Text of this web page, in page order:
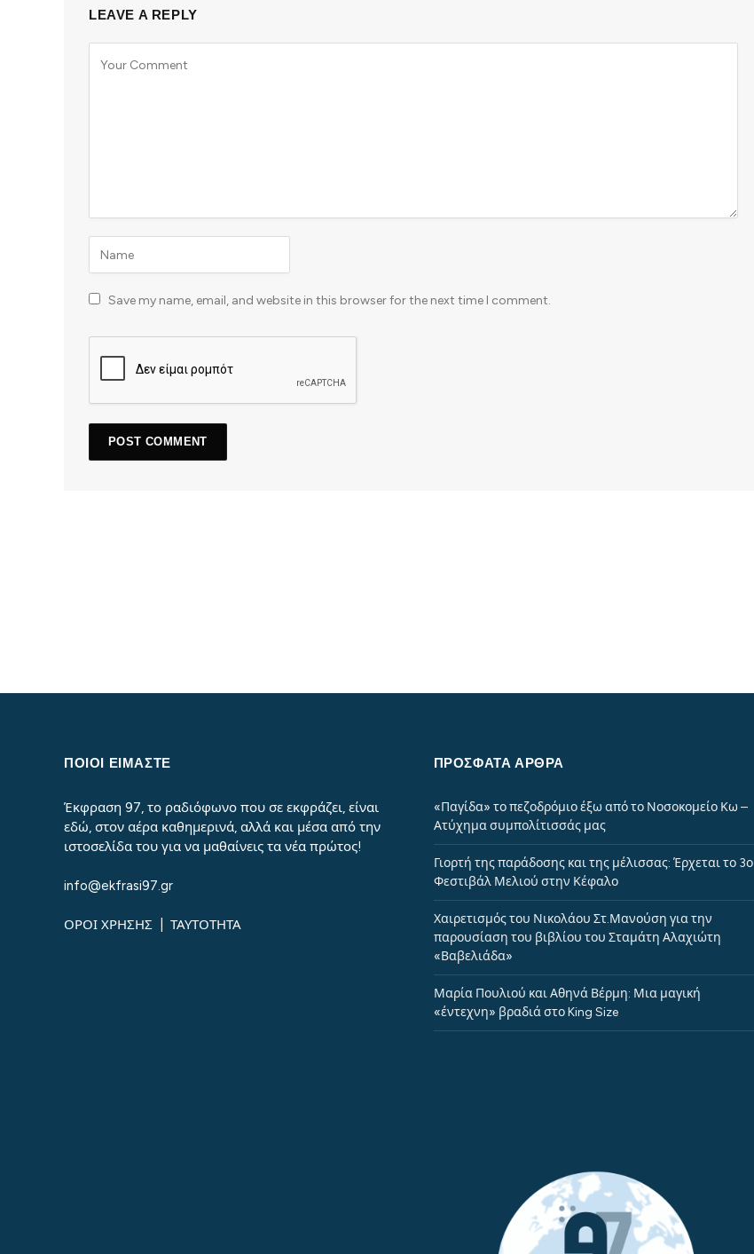
LEAVE A REPLY
Save my name, email, and website in this browser for the next time I comment.
ΠΟΙΟΙ ΕΙΜΑΣΤΕ
Έκφραση 97, το ραδιόφωνο που σε εκφράζει, είναι
εδώ, στον αέρα καθημερινά, αλλά και μέσα από την
ιστοσελίδα του για να μαθαίνεις τα νέα πρώτος!
info@ekfrasi97.gr
ΟΡΟΙ ΧΡΗΣΗΣ ΤΑΥΤΟΤΗΤΑ
ΠΡΌΣΦΑΤΑ ΆΡΘΡΑ
«Παγίδα» το πεζοδρόμιο έξω από το Νοσοκομείο Κω –
Ατύχημα συμπολίτισσάς μας
Γιορτή της παράδοσης και της μέλισσας: Έρχεται το 3ο
Φεστιβάλ Μελιού στην Κέφαλο
Χαιρετισμός του Νικολάου Στ.Μανούση για την
παρουσίαση του βιβλίου του Σταμάτη Αλαχιώτη
«Βαβελιάδα»
Μαρία Πουλιού και Αθηνά Βέρμη: Μια μαγική
«έντεχνη» βραδιά στο King Size